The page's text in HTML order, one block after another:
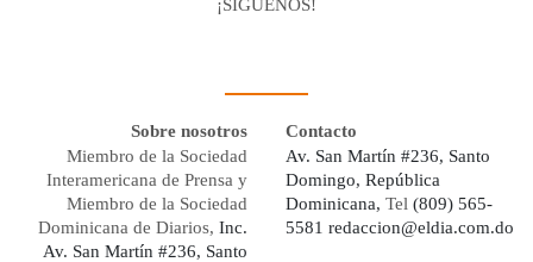
¡SÍGUENOS!
Sobre nosotros
Miembro de la Sociedad
Interamericana de Prensa y
Miembro de la Sociedad
Dominicana de Diarios, Inc.
Av. San Martín #236, Santo
Contacto
Av. San Martín #236, Santo
Domingo, República
Dominicana, Tel (809) 565-
5581 redaccion@eldia.com.do